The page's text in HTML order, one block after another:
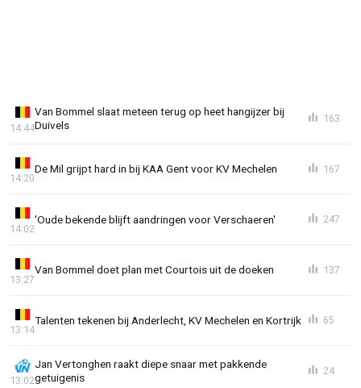
Van Bommel slaat meteen terug op heet hangijzer bij
Duivels
14:44
163
De Mil grijpt hard in bij KAA Gent voor KV Mechelen
14:20
167
'Oude bekende blijft aandringen voor Verschaeren'
14:02
247
Van Bommel doet plan met Courtois uit de doeken
13:27
137
Talenten tekenen bij Anderlecht, KV Mechelen en Kortrijk
13:14
65
Jan Vertonghen raakt diepe snaar met pakkende
getuigenis
13:02
24